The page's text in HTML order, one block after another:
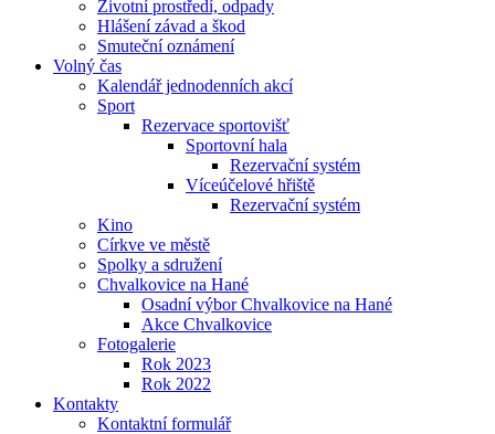
Životní prostředí, odpady
Hlášení závad a škod
Smuteční oznámení
Volný čas
Kalendář jednodenních akcí
Sport
Rezervace sportovišť
Sportovní hala
Rezervační systém
Víceúčelové hřiště
Rezervační systém
Kino
Církve ve městě
Spolky a sdružení
Chvalkovice na Hané
Osadní výbor Chvalkovice na Hané
Akce Chvalkovice
Fotogalerie
Rok 2023
Rok 2022
Kontakty
Kontaktní formulář